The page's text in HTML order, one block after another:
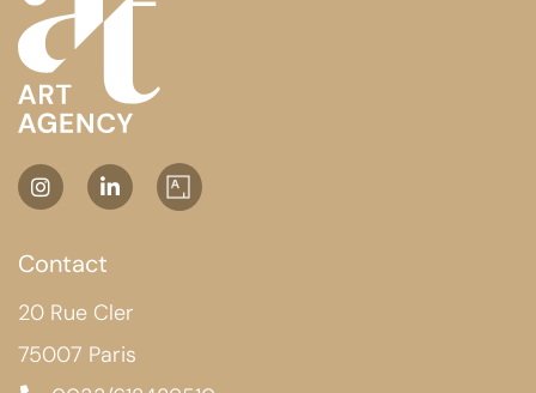
Contact
20 Rue Cler
75007 Paris